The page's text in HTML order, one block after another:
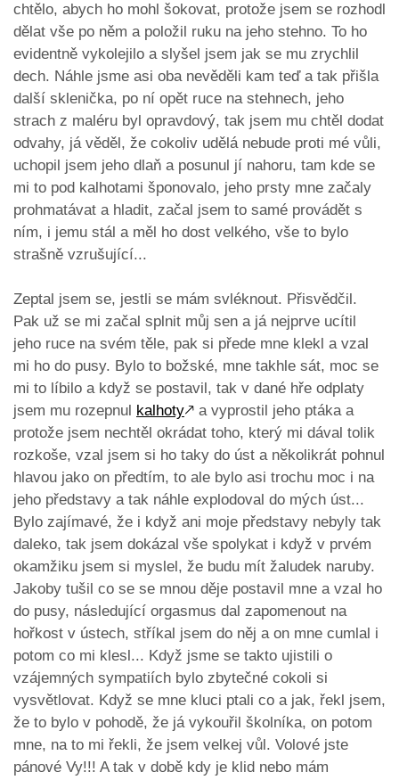
chtělo, abych ho mohl šokovat, protože jsem se rozhodl
dělat vše po něm a položil ruku na jeho stehno. To ho
evidentně vykolejilo a slyšel jsem jak se mu zrychlil
dech. Náhle jsme asi oba nevěděli kam teď a tak přišla
další sklenička, po ní opět ruce na stehnech, jeho
strach z maléru byl opravdový, tak jsem mu chtěl dodat
odvahy, já věděl, že cokoliv udělá nebude proti mé vůli,
uchopil jsem jeho dlaň a posunul jí nahoru, tam kde se
mi to pod kalhotami šponovalo, jeho prsty mne začaly
prohmatávat a hladit, začal jsem to samé provádět s
ním, i jemu stál a měl ho dost velkého, vše to bylo
strašně vzrušující...
Zeptal jsem se, jestli se mám svléknout. Přisvědčil.
Pak už se mi začal splnit můj sen a já nejprve ucítil
jeho ruce na svém těle, pak si přede mne klekl a vzal
mi ho do pusy. Bylo to božské, mne takhle sát, moc se
mi to líbilo a když se postavil, tak v dané hře odplaty
jsem mu rozepnul kalhoty🡕 a vyprostil jeho ptáka a
protože jsem nechtěl okrádat toho, který mi dával tolik
rozkoše, vzal jsem si ho taky do úst a několikrát pohnul
hlavou jako on předtím, to ale bylo asi trochu moc i na
jeho představy a tak náhle explodoval do mých úst...
Bylo zajímavé, že i když ani moje představy nebyly tak
daleko, tak jsem dokázal vše spolykat i když v prvém
okamžiku jsem si myslel, že budu mít žaludek naruby.
Jakoby tušil co se se mnou děje postavil mne a vzal ho
do pusy, následující orgasmus dal zapomenout na
hořkost v ústech, stříkal jsem do něj a on mne cumlal i
potom co mi klesl... Když jsme se takto ujistili o
vzájemných sympatiích bylo zbytečné cokoli si
vysvětlovat. Když se mne kluci ptali co a jak, řekl jsem,
že to bylo v pohodě, že já vykouřil školníka, on potom
mne, na to mi řekli, že jsem velkej vůl. Volové jste
pánové Vy!!! A tak v době kdy je klid nebo mám